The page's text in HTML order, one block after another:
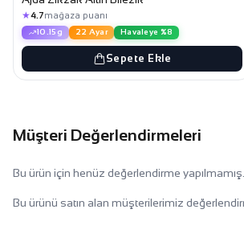
★4.7mağaza puanı
10.15g 22 Ayar Havaleye %8
Sepete Ekle
Müşteri Değerlendirmeleri
Bu ürün için henüz değerlendirme yapılmamış.
Bu ürünü satın alan müşterilerimiz